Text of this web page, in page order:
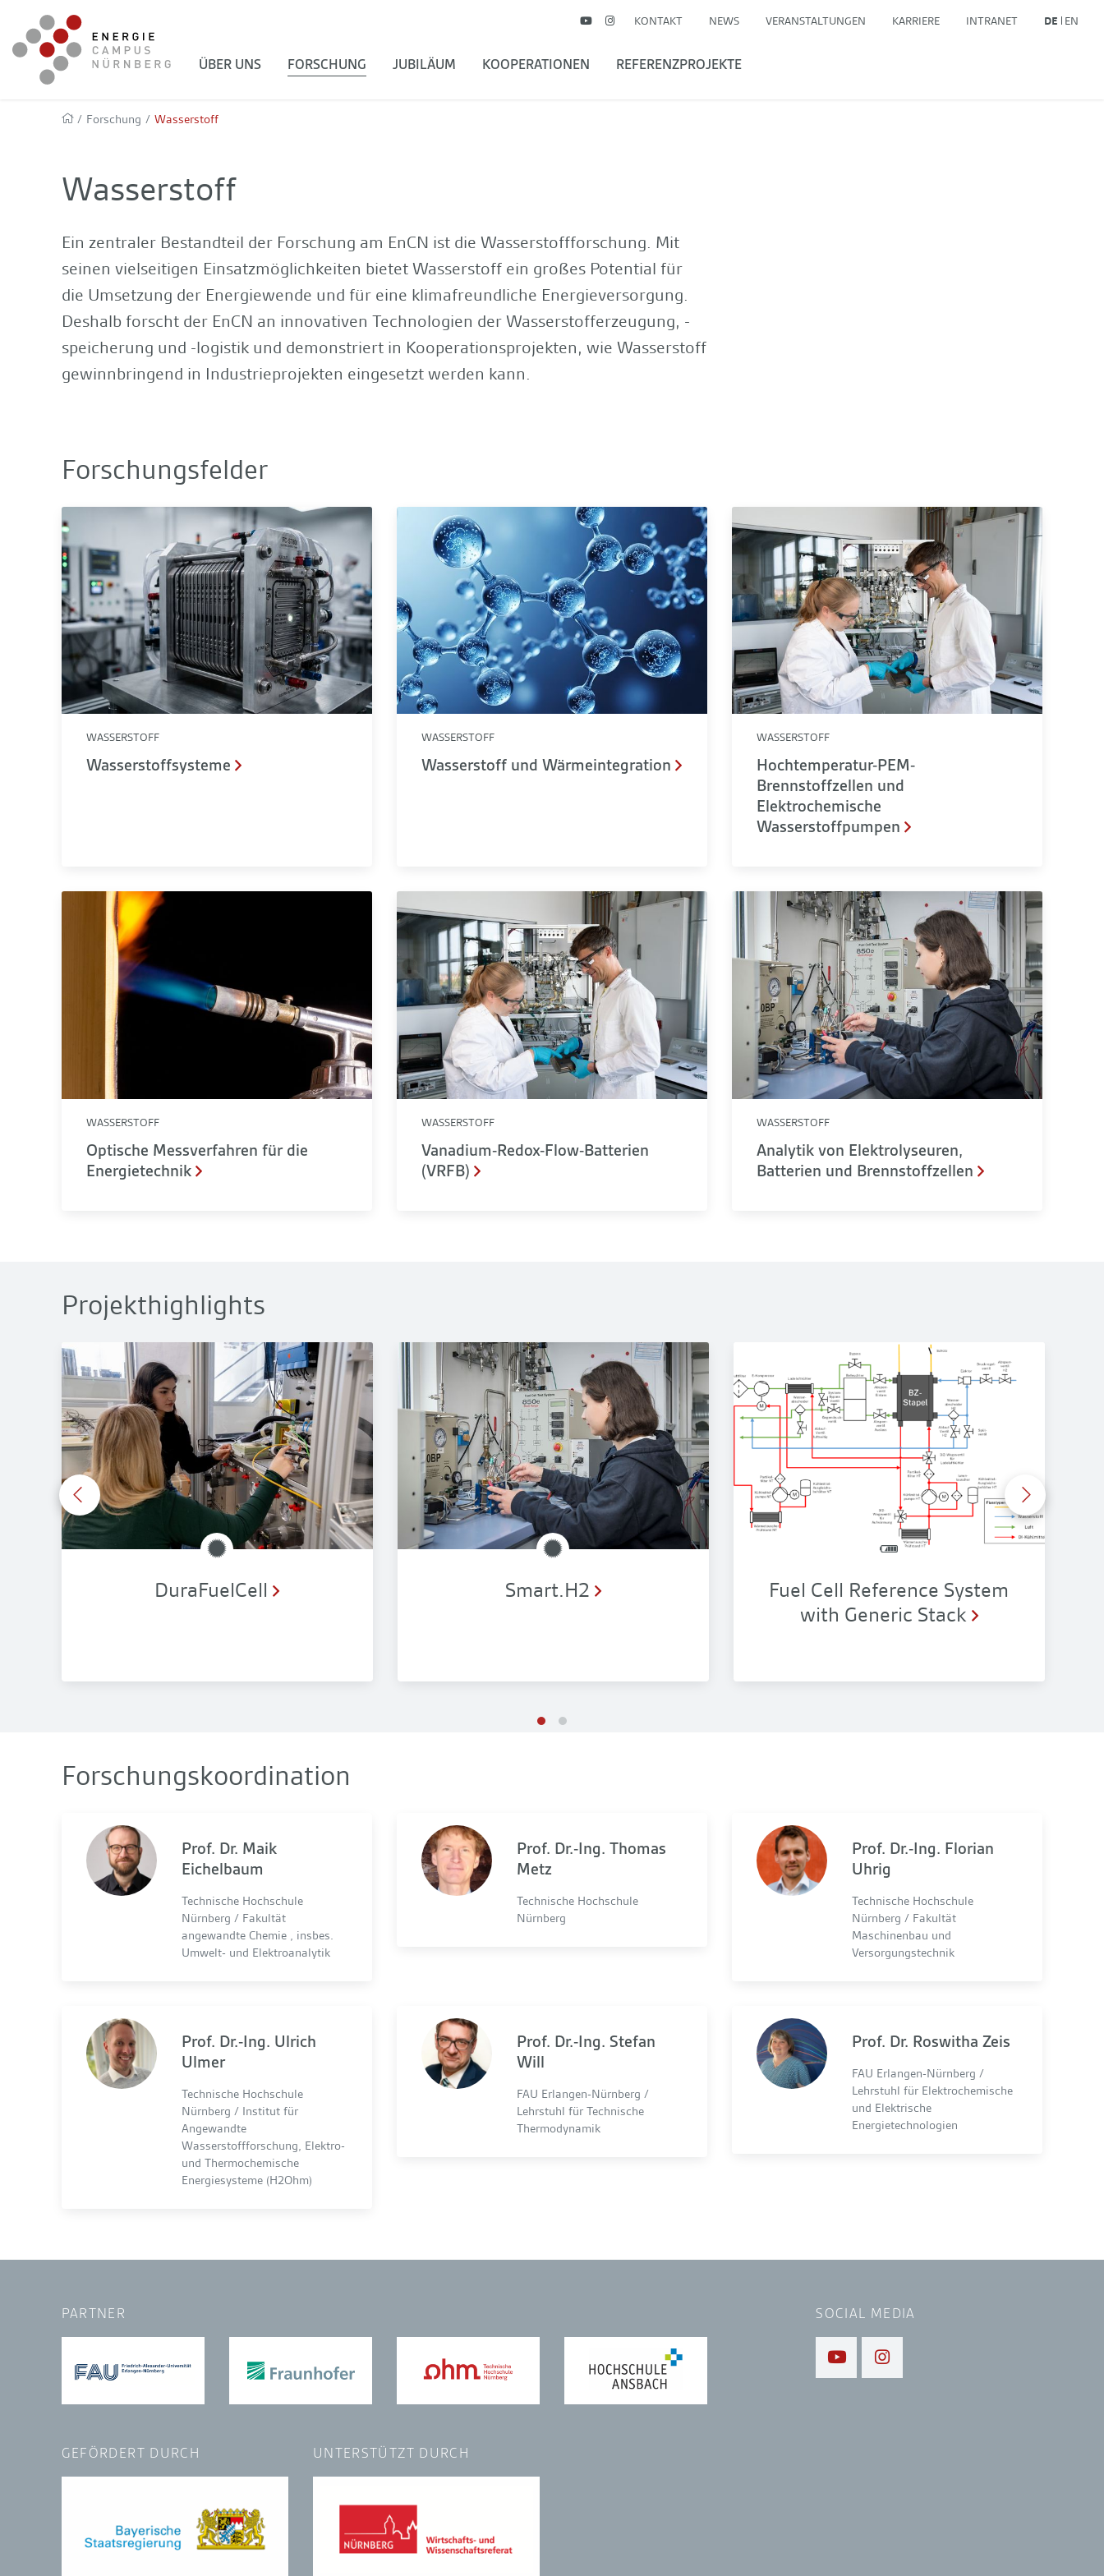
KONTAKT NEWS VERANSTALTUNGEN KARRIERE INTRANET DE EN
ÜBER UNS FORSCHUNG JUBILÄUM KOOPERATIONEN REFERENZPROJEKTE
/ Forschung / Wasserstoff
Wasserstoff
Ein zentraler Bestandteil der Forschung am EnCN ist die Wasserstoffforschung. Mit
seinen vielseitigen Einsatzmöglichkeiten bietet Wasserstoff ein großes Potential für
die Umsetzung der Energiewende und für eine klimafreundliche Energieversorgung.
Deshalb forscht der EnCN an innovativen Technologien der Wasserstofferzeugung, -
speicherung und -logistik und demonstriert in Kooperationsprojekten, wie Wasserstoff
gewinnbringend in Industrieprojekten eingesetzt werden kann.
Forschungsfelder
Wasserstoffsysteme
WASSERSTOFF
Wasserstoffsysteme
Wasserstoff und Wärmeintegration
WASSERSTOFF
Wasserstoff und Wärmeintegration
Hochtemperatur-PEM-Brennstoffzellen und
WASSERSTOFF
Hochtemperatur-PEM-
Brennstoffzellen und
Elektrochemische
Wasserstoffpumpen
Optische Messverfahren für die Energietechnik
WASSERSTOFF
Optische Messverfahren für die
Energietechnik
Vanadium-Redox-Flow-Batterien (VRFB)
WASSERSTOFF
Vanadium-Redox-Flow-Batterien
(VRFB)
Analytik von Elektrolyseuren, Batterien und Brennstoffzellen
WASSERSTOFF
Analytik von Elektrolyseuren,
Batterien und Brennstoffzellen
Projekthighlights
Sprays
DuraFuelCell
DuraFuelCell
Smart.H2
Smart.H2
Fuel Cell Reference System with Generic Stack
Fuel Cell Reference System
with Generic Stack
Forschungskoordination
Prof. Dr. Maik
Eichelbaum
Technische Hochschule
Nürnberg / Fakultät
angewandte Chemie , insbes.
Umwelt- und Elektroanalytik
Prof. Dr.-Ing. Thomas
Metz
Technische Hochschule
Nürnberg
Prof. Dr.-Ing. Florian
Uhrig
Technische Hochschule
Nürnberg / Fakultät
Maschinenbau und
Versorgungstechnik
Prof. Dr.-Ing. Ulrich
Ulmer
Technische Hochschule
Nürnberg / Institut für
Angewandte
Wasserstoffforschung, Elektro-
und Thermochemische
Energiesysteme (H2Ohm)
Prof. Dr.-Ing. Stefan
Will
FAU Erlangen-Nürnberg /
Lehrstuhl für Technische
Thermodynamik
Prof. Dr. Roswitha Zeis
FAU Erlangen-Nürnberg /
Lehrstuhl für Elektrochemische
und Elektrische
Energietechnologien
SOCIAL MEDIA
PARTNER
GEFÖRDERT DURCH UNTERSTÜTZT DURCH